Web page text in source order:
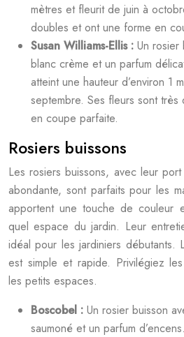
mètres et fleurit de juin à
doubles et ont une forme en
Susan Williams-Ellis : Un rosier
blanc crème et un parfum
atteint une hauteur d’environ 1
septembre. Ses fleurs sont
en coupe parfaite.
Rosiers buissons
Les rosiers buissons, avec leur
abondante, sont parfaits pour les
apportent une touche de couleur
quel espace du jardin. Leur
idéal pour les jardiniers débutants.
est simple et rapide. Privilégiez
les petits espaces.
Boscobel : Un rosier buisson
saumoné et un parfum